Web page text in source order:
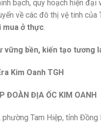
bạch, quy hoạch hiện
về các đô thị vệ tinh của
mua ở thực.
vững bền, kiến tạo tương
Kim Oanh TGH
ĐOÀN ĐỊA ỐC KIM OANH
phường Tam Hiệp, tỉnh Đồng